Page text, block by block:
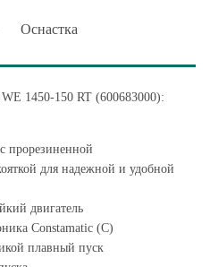
Оснастка
1450-150 RT (600683000):
прорезиненной
для надежной и удобной
двигатель
Constamatic (C)
плавный пуск